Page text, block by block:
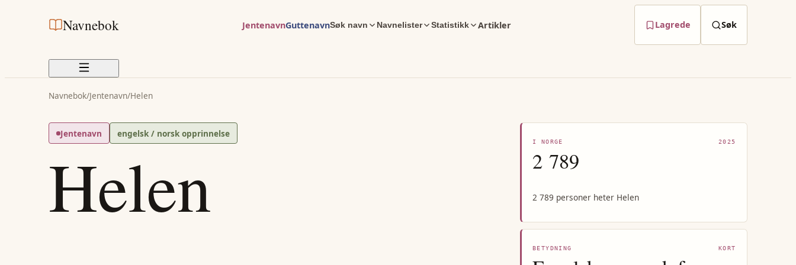
Navnebok JentenavnGuttenavnSøk navn Navnelister Statistikk Artikler Lagrede Søk
Navnebok/Jentenavn/Helen
Jentenavn engelsk / norsk opprinnelse
Helen I NORGE 2025
2 789
2 789 personer heter Helen
BETYDNING KORT